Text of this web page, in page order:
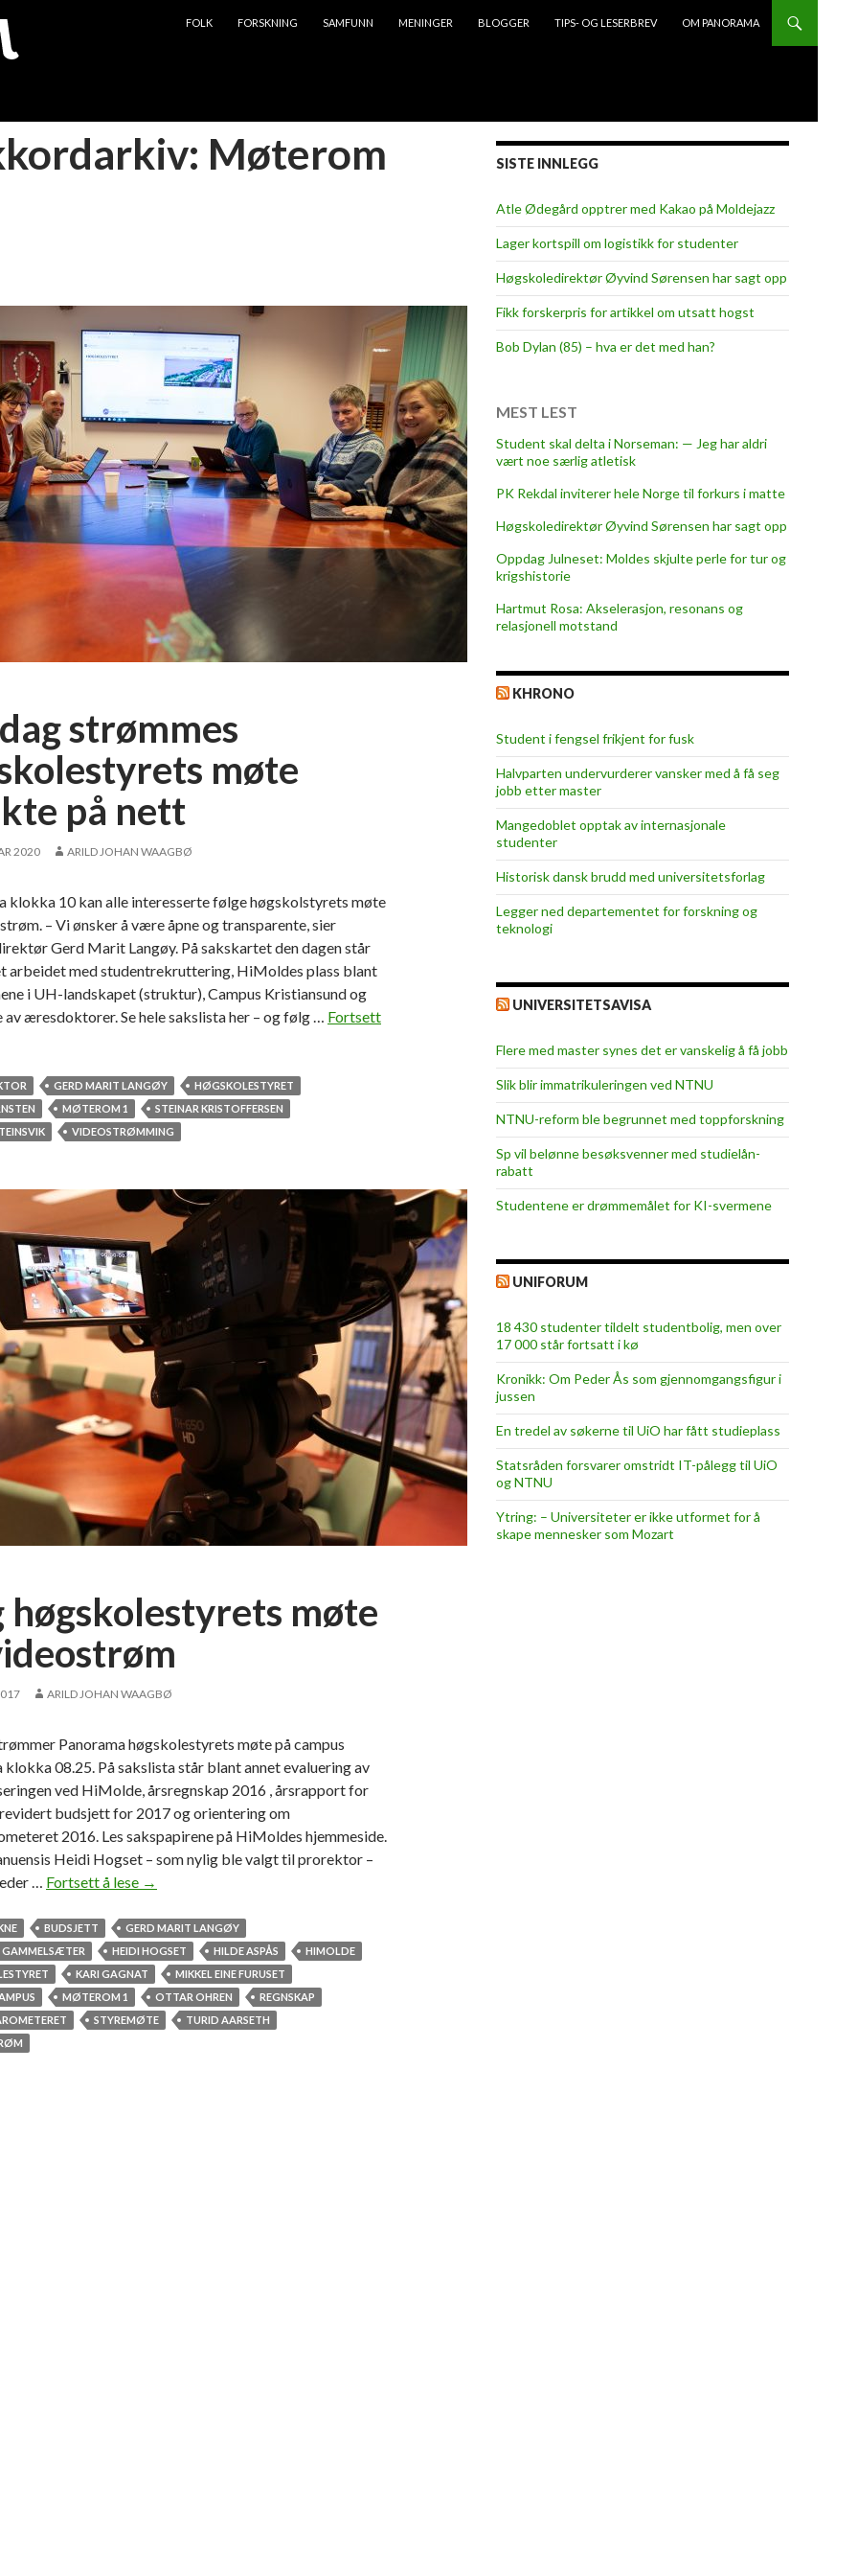
FOLK
FORSKNING SAMFUNN MENINGER BLOGGER TIPS- OG LESERBREV OM PANORAMA
Møterom
strømmes
møte
på nett
2020 ARILD JOHAN WAAGBØ
klokka 10 kan alle interesserte følge høgskolstyrets møte
– Vi ønsker å være åpne og transparente, sier
Gerd Marit Langøy. På sakskartet den dagen står
arbeidet med studentrekruttering, HiMoldes plass blant
i UH-landskapet (struktur), Campus Kristiansund og
av æresdoktorer. Se hele sakslista her – og følg … Fortsett
GERD MARIT LANGØY
HØGSKOLESTYRET
MØTEROM 1
STEINAR KRISTOFFERSEN
VIDEOSTRØMMING
høgskolestyrets møte
ARILD JOHAN WAAGBØ
Panorama høgskolestyrets møte på campus
08.25. På sakslista står blant annet evaluering av
ved HiMolde, årsregnskap 2016 , årsrapport for
budsjett for 2017 og orientering om
2016. Les sakspapirene på HiMoldes hjemmeside.
Heidi Hogset – som nylig ble valgt til prorektor –
… Fortsett å lese F
l
g
h
ø
g
→
BUDSJETT
GERD MARIT LANGØY
GAMMELSÆTER
HEIDI HOGSET HILDE ASPÅS
HIMOLDE
KARI GAGNAT
MIKKEL EINE FURUSET
MØTEROM 1 OTTAR OHREN
REGNSKAP
STYREMØTE
TURID AARSETH
SISTE INNLEGG
Atle Ødegård opptrer med Kakao på Moldejazz
Lager kortspill om logistikk for studenter
Høgskoledirektør Øyvind Sørensen har sagt opp
Fikk forskerpris for artikkel om utsatt hogst
Bob Dylan (85) – hva er det med han?
MEST LEST
Student skal delta i Norseman: — Jeg har aldri
vært noe særlig atletisk
PK Rekdal inviterer hele Norge til forkurs i matte
Høgskoledirektør Øyvind Sørensen har sagt opp
Oppdag Julneset: Moldes skjulte perle for tur og
krigshistorie
Hartmut Rosa: Akselerasjon, resonans og
relasjonell motstand
KHRONO
Student i fengsel frikjent for fusk
Halvparten undervurderer vansker med å få seg
jobb etter master
Mangedoblet opptak av internasjonale
studenter
Historisk dansk brudd med universitetsforlag
Legger ned departementet for forskning og
teknologi
UNIVERSITETSAVISA
Flere med master synes det er vanskelig å få jobb
Slik blir immatrikuleringen ved NTNU
NTNU-reform ble begrunnet med toppforskning
Sp vil belønne besøksvenner med studielån-
rabatt
Studentene er drømmemålet for KI-svermene
UNIFORUM
18 430 studenter tildelt studentbolig, men over
17 000 står fortsatt i kø
Kronikk: Om Peder Ås som gjennomgangsfigur i
jussen
En tredel av søkerne til UiO har fått studieplass
Statsråden forsvarer omstridt IT-pålegg til UiO
og NTNU
Ytring: – Universiteter er ikke utformet for å
skape mennesker som Mozart